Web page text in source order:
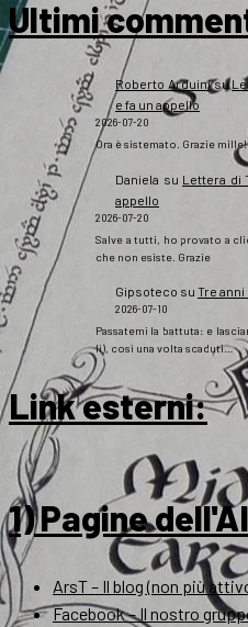
Ultimi
Roberto Arduinisu
e fa un appello
2026-07-20
Ora è sistemato. Grazie mille!
Daniela su Lettera di
appello
2026-07-20
Salve a tutti, ho provato a
che non esiste. Grazie
Gipsoteco su Tre
2026-07-10
Passatemi la battuta: e
lì), così una volta scaduti…
Link esterni:
1) Pagine
ArsT – Il blog (non più
Facebook – Il nostro